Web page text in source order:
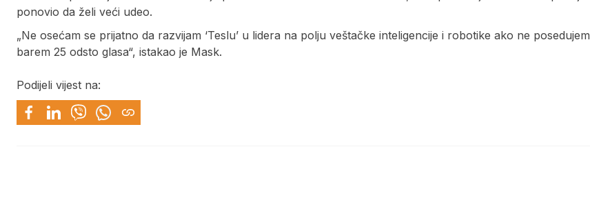
ponovio da želi veći udeo.
„Ne osećam se prijatno da razvijam ‘Teslu’ u lidera na polju veštačke inteligencije i robotike ako ne posedujem
barem 25 odsto glasa“, istakao je Mask.
Podijeli vijest na: